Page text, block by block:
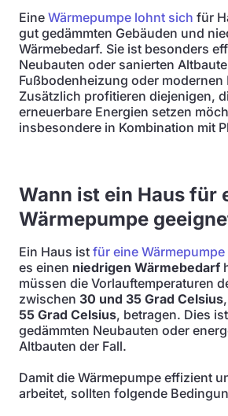
Eine Wärmepumpe lohnt sich für
gut gedämmten Gebäuden und
Wärmebedarf. Sie ist besonders
Neubauten oder sanierten
Fußbodenheizung oder modernen
Zusätzlich profitieren diejenigen,
erneuerbare Energien setzen
insbesondere in Kombination mit
Wann ist ein Haus für
Wärmepumpe
Ein Haus ist für eine
es einen niedrigen Wärmebedarf
müssen die Vorlauftemperaturen
zwischen 30 und 35 Grad Celsius
55 Grad Celsius, betragen. Dies
gedämmten Neubauten oder
Altbauten der Fall.
Damit die Wärmepumpe effizient
arbeitet, sollten folgende